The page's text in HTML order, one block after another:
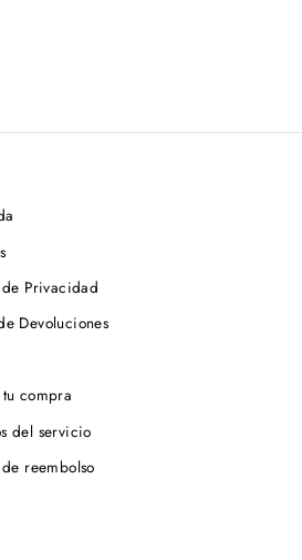
Privacidad
Devoluciones
compra
del servicio
reembolso